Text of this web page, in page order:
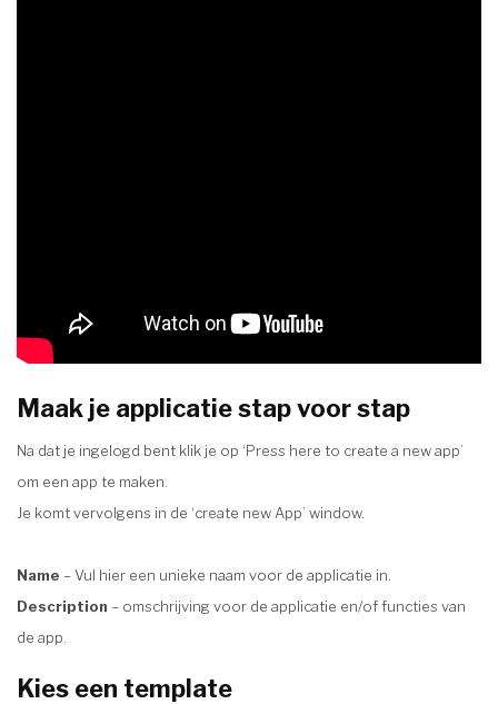
Maak je applicatie stap voor stap
Na dat je ingelogd bent klik je op ‘Press here to create a new app’
om een app te maken.
Je komt vervolgens in de ‘create new App’ window.
Name – Vul hier een unieke naam voor de applicatie in.
Description – omschrijving voor de applicatie en/of functies van
de app.
Kies een template